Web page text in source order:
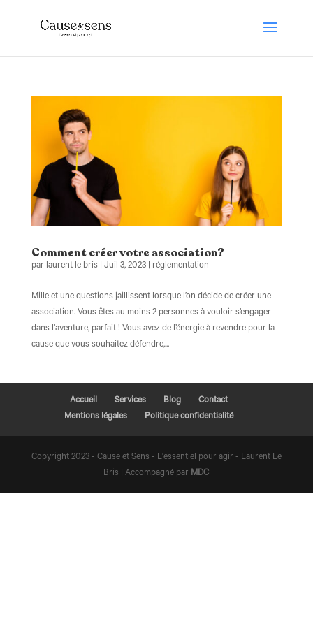
Comment créer votre association?
par laurent le bris| Juil 3, 2023| réglementation
Mille et une questions jaillissent lorsque l’on décide de créer une
association. Vous êtes au moins 2 personnes à vouloir s’engager
dans l’aventure, parfait ! Vous avez de l’énergie à revendre pour la
cause que vous souhaitez défendre,...
Accueil Services Blog
Contact
Mentions légales
Politique confidentialité
Copyright 2023 - Cause et Sens - L'essentiel pour agir - Laurent Le
Bris | Accompagné par MDC